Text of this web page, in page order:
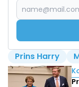
Prins Harry
Lees ook